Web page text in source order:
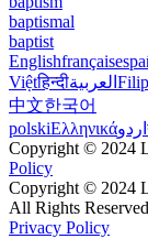
baptismal
baptist
Englishfrançais
Việtहिन्दीالعربية
中文한국어
polskiΕλληνικάاردو
Copyright © 2024
Policy
Copyright © 2024
All Rights Reserved
Privacy Policy